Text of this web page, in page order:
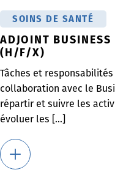
SOINS DE SANTÉ
ADJOINT
(H/F/X)
Tâches et
collaboration avec le
répartir et suivre les
évoluer les [...]